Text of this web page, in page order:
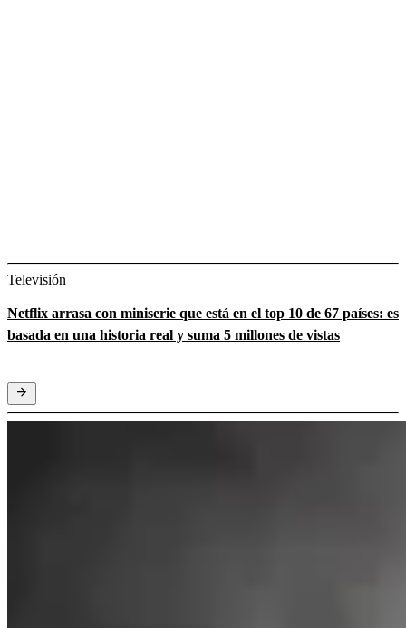
Televisión
Netflix arrasa con miniserie que está en el top 10 de 67 países: es
basada en una historia real y suma 5 millones de vistas